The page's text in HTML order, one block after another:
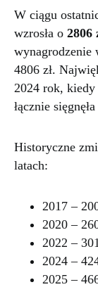
W ciągu
wzrosła o 2806
wynagrodzenie
4806 zł.
2024 rok, kiedy
łącznie
Historyczne
latach:
2017 –
2020 –
2022 –
2024 –
2025 –